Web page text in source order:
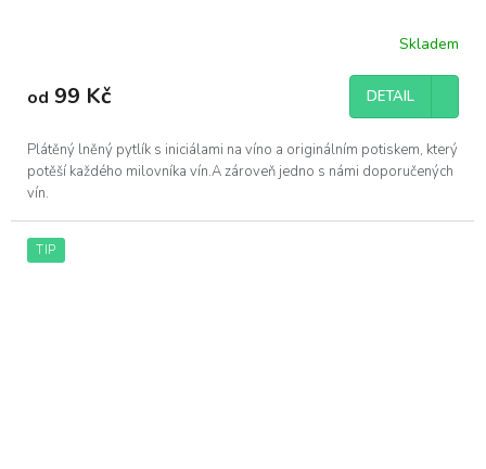
Skladem
od 99 Kč DETAIL
Plátěný lněný pytlík s iniciálami na víno a originálním potiskem, který
potěší každého milovníka vín.A zároveň jedno s námi doporučených
vín.
TIP